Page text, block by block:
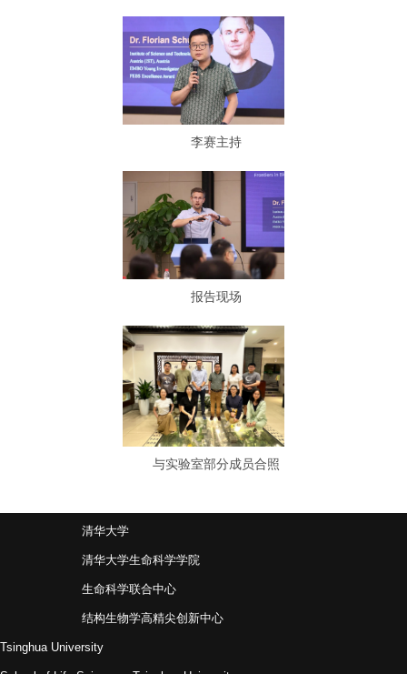
李赛主持
报告现场
与实验室部分成员合照
清华大学
清华大学生命科学学院
生命科学联合中心
结构生物学高精尖创新中心
Tsinghua University